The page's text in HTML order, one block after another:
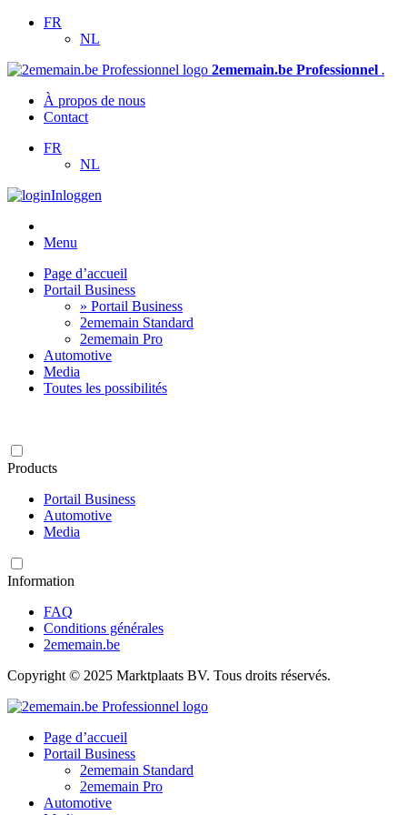
FR
NL
2ememain.be Professionnel .
À propos de nous
Contact
FR
NL
Inloggen
Menu
Page d’accueil
Portail Business
» Portail Business
2ememain Standard
2ememain Pro
Automotive
Media
Toutes les possibilités
Products
Portail Business
Automotive
Media
Information
FAQ
Conditions générales
2ememain.be
Copyright © 2025 Marktplaats BV. Tous droits réservés.
Page d’accueil
Portail Business
2ememain Standard
2ememain Pro
Automotive